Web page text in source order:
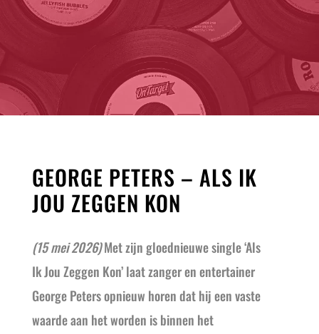
GEORGE PETERS – ALS IK
JOU ZEGGEN KON
(15 mei 2026)Met zijn gloednieuwe single ‘Als
Ik Jou Zeggen Kon’ laat zanger en entertainer
George Peters opnieuw horen dat hij een vaste
waarde aan het worden is binnen het